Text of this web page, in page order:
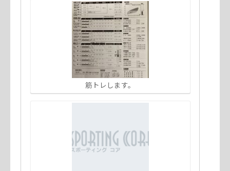
筋トレします。